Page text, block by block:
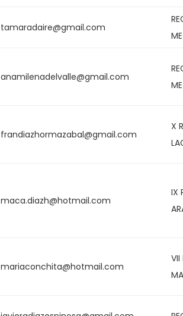
tamaradaire@gmail.com
anamilenadelvalle@gmail.com
frandiazhormazabal@gmail.com
X
maca.diazh@hotmail.com
IX
mariaconchita@hotmail.com
VII